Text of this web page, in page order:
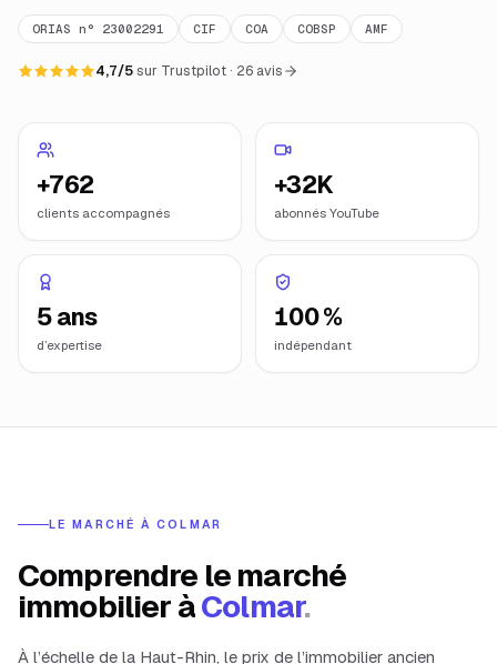
ORIAS n° 23002291 CIF COA COBSP AMF
4,7/5sur Trustpilot · 26 avis
+762
clients accompagnés
+32K
abonnés YouTube
5 ans
d’expertise
100 %
indépendant
LE MARCHÉ À COLMAR
Comprendre le marché
immobilier àColmar.
À l’échelle de la Haut-Rhin, le prix de l’immobilier ancien